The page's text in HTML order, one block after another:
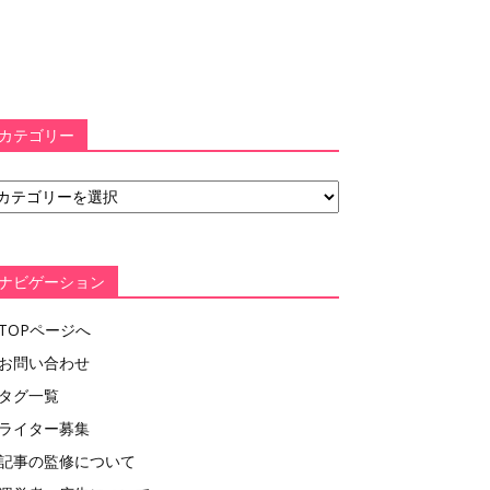
カテゴリー
ビゲーション
TOPページへ
お問い合わせ
タグ一覧
ライター募集
事の監修について